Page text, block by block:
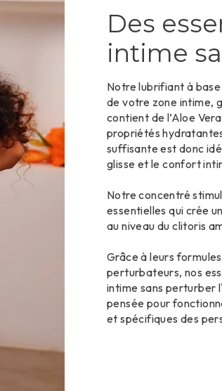
Des
intime
Notre lubrifiant à
de votre zone intime,
contient de l’Aloe
propriétés
suffisante est donc
glisse et le confort
Notre concentré
essentielles qui crée
au niveau du clitoris
Grâce à leurs
perturbateurs, nos
intime sans perturber
pensée pour
et spécifiques des